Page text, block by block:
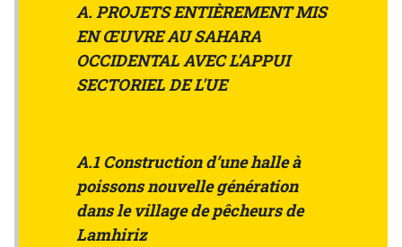
A. PROJETS ENTIÈREMENT MIS
EN ŒUVRE AU SAHARA
OCCIDENTAL AVEC L'APPUI
SECTORIEL DE L'UE
A.1 Construction d’une halle à
poissons nouvelle génération
dans le village de pêcheurs de
Lamhiriz